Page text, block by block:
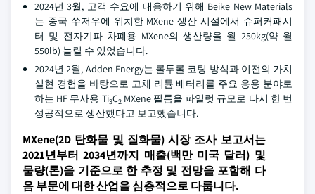
2024년 3월, 고객 수요에 대응하기 위해 Beike New Materials
는 중국 쑤저우에 위치한 MXene 생산 시설에서 슈퍼커패시
터 및 전자기파 차폐용 MXene의 생산량을 월 250kg(약 월
550lb) 늘릴 수 있었습니다.
2024년 2월, Adden Energy는 롤투롤 코팅 방식과 이전의 가치
실현 경험을 바탕으로 고체 리튬 배터리를 주요 응용 분야로
하는 HF 무사용 Ti3C2MXene 필름을 파일럿 규모로 다시 한 번
성공적으로 생산했다고 보고했습니다.
MXene(2D 탄화물 및 질화물) 시장 조사 보고서는
2021년부터 2034년까지 매출(백만 미국 달러) 및
물량(톤)을 기준으로 한 추정 및 전망을 포함해 다
음 부문에 대한 산업을 심층적으로 다룹니다.